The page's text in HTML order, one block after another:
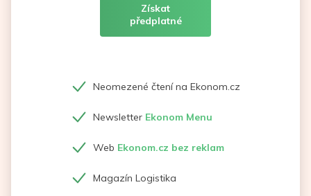
Získat
předplatné
Neomezené čtení na Ekonom.cz
Newsletter Ekonom Menu
Web Ekonom.cz bez reklam
Magazín Logistika